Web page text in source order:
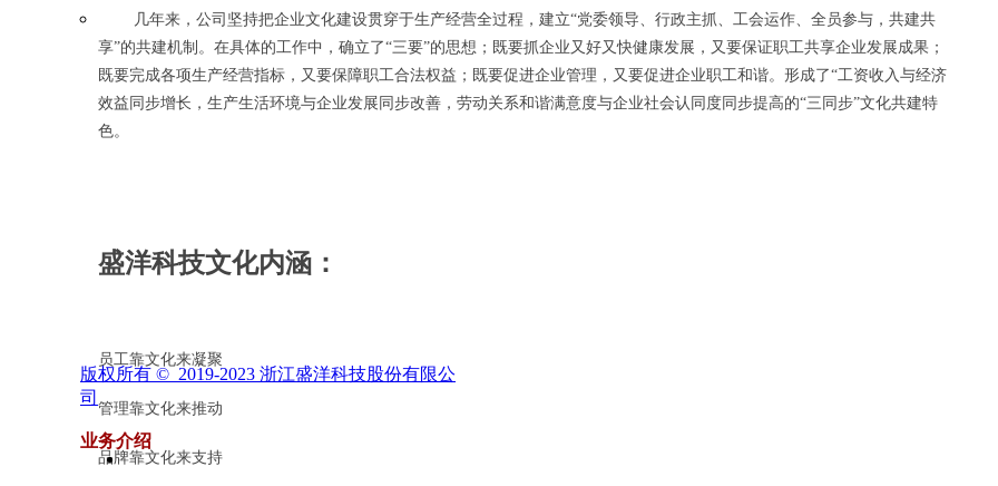
几年来，公司坚持把企业文化建设贯穿于生产经营全过程，建立“党委领导、行政主抓、工会运作、全员参与，共建共
享”的共建机制。在具体的工作中，确立了“三要”的思想；既要抓企业又好又快健康发展，又要保证职工共享企业发展成果；
既要完成各项生产经营指标，又要保障职工合法权益；既要促进企业管理，又要促进企业职工和谐。形成了“工资收入与经济
效益同步增长，生产生活环境与企业发展同步改善，劳动关系和谐满意度与企业社会认同度同步提高的“三同步”文化共建特
色。
盛洋科技文化内涵：
员工靠文化来凝聚
管理靠文化来推动
品牌靠文化来支持
版权所有 ©  2019-2023 浙江盛洋科技股份有限公
司
业务介绍